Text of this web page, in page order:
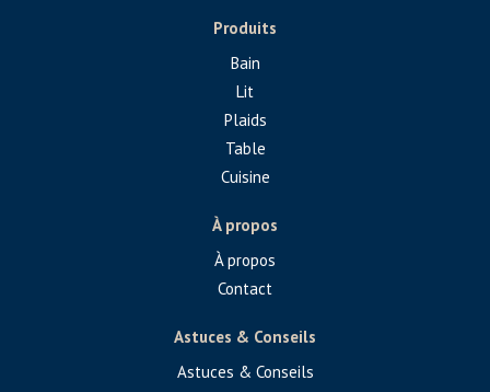
Produits
Bain
Lit
Plaids
Table
Cuisine
À propos
À propos
Contact
Astuces & Conseils
Astuces & Conseils